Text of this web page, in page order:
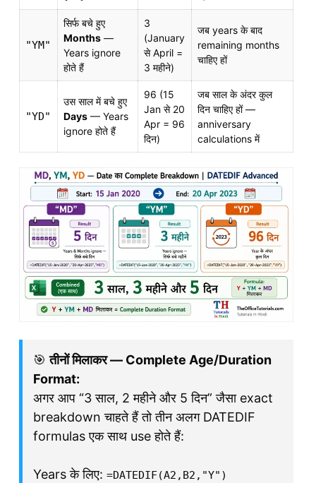
"YM"
सिर्फ बचे हुए
Months —
Years ignore
होते हैं
3
(January
से April =
3 महीने)
जब years के बाद
remaining months
चाहिए हों
"YD"
उस साल में बचे हुए
Days — Years
ignore होते हैं
96 (15
Jan से 20
Apr = 96
दिन)
जब साल के अंदर कुल
दिन चाहिए हों —
anniversary
calculations में
🎯तीनों मिलाकर — Complete Age/Duration
Format:
अगर आप “3 साल, 2 महीने और 5 दिन” जैसा exact
breakdown चाहते हैं तो तीन अलग DATEDIF
formulas एक साथ use होते हैं:
Years के लिए: =DATEDIF(A2,B2,"Y")